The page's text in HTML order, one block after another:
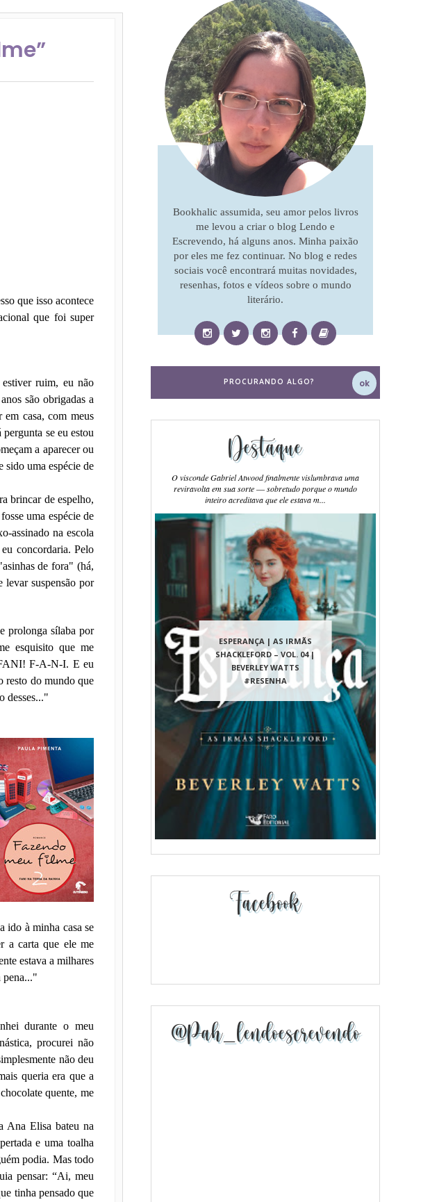
que isso acontece
que foi super
ruim, eu não
são obrigadas a
casa, com meus
se eu estou
a aparecer ou
sido uma espécie de
brincar de espelho,
uma espécie de
assinado na escola
concordaria. Pelo
de fora" (há,
suspensão por
prolonga sílaba por
esquisito que me
F-A-N-I. E eu
resto do mundo que
desses..."
ido à minha casa se
a carta que ele me
estava a milhares
pena..."
durante o meu
procurei não
não deu
queria era que a
quente, me
Ana Elisa bateu na
e uma toalha
podia. Mas todo
pensar: “Ai, meu
tinha pensado que
Bookhalic assumida, seu amor pelos livros
me levou a criar o blog Lendo e
Escrevendo, há alguns anos. Minha paixão
por eles me fez continuar. No blog e redes
sociais você encontrará muitas novidades,
resenhas, fotos e vídeos sobre o mundo
literário.
Destaque
ESPERANÇA | AS IRMÃS
SHACKLEFORD – VOL. 04 |
BEVERLEY WATTS
#RESENHA
O visconde Gabriel Atwood finalmente vislumbrava uma
reviravolta em sua sorte ― sobretudo porque o mundo
inteiro acreditava que ele estava m...
Facebook
@pah_lendoescrevendo